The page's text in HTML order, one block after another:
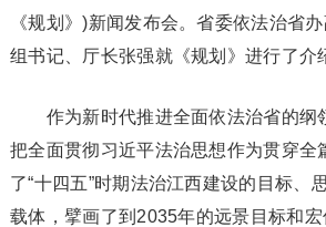
《规划》)新闻发布会。省委依法治省
组书记、厅长张强就《规划》进行了介
作为新时代推进全面依法治省的纲
把全面贯彻习近平法治思想作为贯穿全
了“十四五”时期法治江西建设的目标、
载体，擘画了到2035年的远景目标和